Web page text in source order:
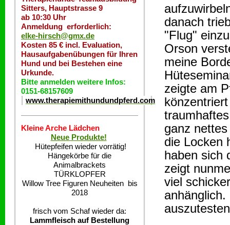
Sitters, Hauptstrasse 9
ab 10:30 Uhr
Anmeldung erforderlich:
elke-hirsch@gmx.de
Kosten 85 € incl. Evaluation,
Hausaufgabenübungen für Ihren
Hund und bei Bestehen eine
Urkunde.
Bitte anmelden weitere Infos:
0151-68157609
www.therapiemithundundpferd.com
Kleine Arche Lädchen
Neue Produkte!
Hütepfeifen wieder vorrätig!
Hängekörbe für die
Animalbrackets
TÜRKLOPFER
Willow Tree Figuren Neuheiten bis
2018
frisch vom Schaf wieder da:
Lammfleisch auf Bestellung
danach
"Flug"
Orson
meine
zeigte am
ganz
die Locken
haben sich
zeigt
viel